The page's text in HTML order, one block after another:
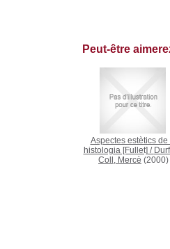
Peut-être
Aspectes estètics de
histologia [Fullet] /
Coll, Mercè (2000)